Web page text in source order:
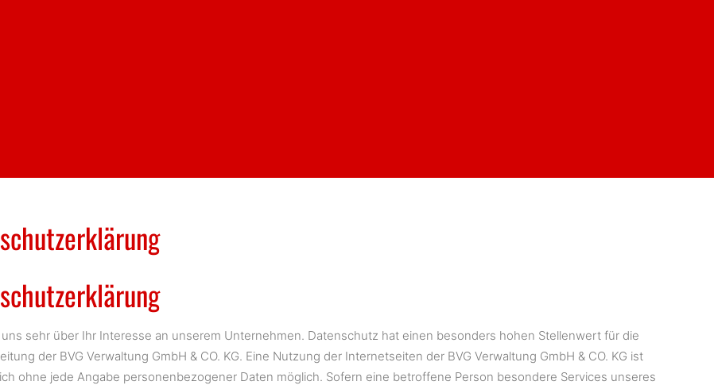
sehr über Ihr Interesse an unserem Unternehmen. Datenschutz hat einen besonders hohen Stellenwert für die
der BVG Verwaltung GmbH & CO. KG. Eine Nutzung der Internetseiten der BVG Verwaltung GmbH & CO. KG ist
ohne jede Angabe personenbezogener Daten möglich. Sofern eine betroffene Person besondere Services unseres